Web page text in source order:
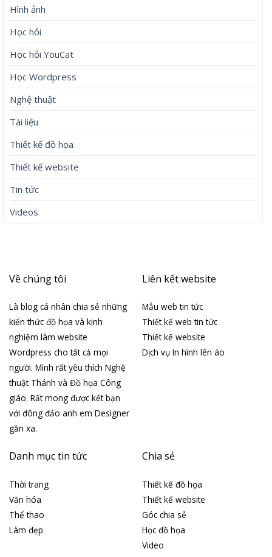
Hình ảnh
Học hỏi
Học hỏi YouCat
Học Wordpress
Nghệ thuật
Tài liệu
Thiết kế đồ họa
Thiết kế website
Tin tức
Videos
Về chúng tôi
Là blog cá nhân chia sẻ những
kiến thức đồ họa và kinh
nghiệm làm website
Wordpress cho tất cả mọi
người. Mình rất yêu thích Nghệ
thuật Thánh và Đồ họa Công
giáo. Rất mong được kết bạn
với đông đảo anh em Designer
gần xa.
Liên kết website
Mẫu web tin tức
Thiết kế web tin tức
Thiết kế website
Dịch vụ In hình lên áo
Danh mục tin tức
Thời trang
Văn hóa
Thể thao
Làm đẹp
Chia sẻ
Thiết kế đồ họa
Thiết kế website
Góc chia sẻ
Học đồ họa
Video